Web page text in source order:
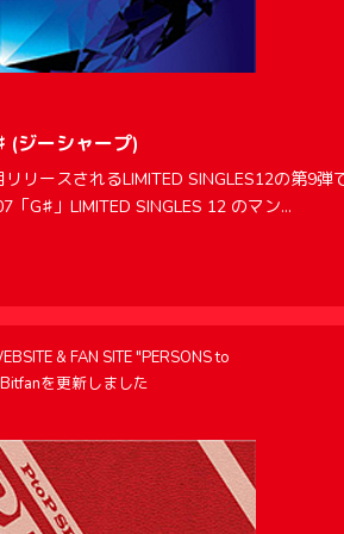
(ジーシャープ)
リースされるLIMITED SINGLES12の第9弾
「G♯」LIMITED SINGLES 12 のマン...
& FAN SITE "PERSONS to
を更新しました